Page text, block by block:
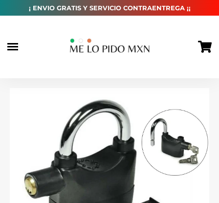
¡ ENVIO GRATIS Y SERVICIO CONTRAENTREGA ¡¡
habitual